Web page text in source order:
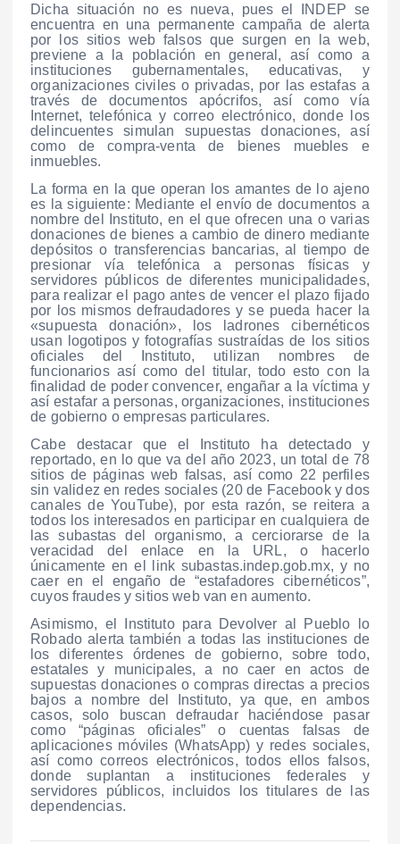
Dicha situación no es nueva, pues el INDEP se
encuentra en una permanente campaña de alerta
por los sitios web falsos que surgen en la web,
previene a la población en general, así como a
instituciones gubernamentales, educativas, y
organizaciones civiles o privadas, por las estafas a
través de documentos apócrifos, así como vía
Internet, telefónica y correo electrónico, donde los
delincuentes simulan supuestas donaciones, así
como de compra-venta de bienes muebles e
inmuebles.
La forma en la que operan los amantes de lo ajeno
es la siguiente: Mediante el envío de documentos a
nombre del Instituto, en el que ofrecen una o varias
donaciones de bienes a cambio de dinero mediante
depósitos o transferencias bancarias, al tiempo de
presionar vía telefónica a personas físicas y
servidores públicos de diferentes municipalidades,
para realizar el pago antes de vencer el plazo fijado
por los mismos defraudadores y se pueda hacer la
«supuesta donación», los ladrones cibernéticos
usan logotipos y fotografías sustraídas de los sitios
oficiales del Instituto, utilizan nombres de
funcionarios así como del titular, todo esto con la
finalidad de poder convencer, engañar a la víctima y
así estafar a personas, organizaciones, instituciones
de gobierno o empresas particulares.
Cabe destacar que el Instituto ha detectado y
reportado, en lo que va del año 2023, un total de 78
sitios de páginas web falsas, así como 22 perfiles
sin validez en redes sociales (20 de Facebook y dos
canales de YouTube), por esta razón, se reitera a
todos los interesados en participar en cualquiera de
las subastas del organismo, a cerciorarse de la
veracidad del enlace en la URL, o hacerlo
únicamente en el link subastas.indep.gob.mx, y no
caer en el engaño de “estafadores cibernéticos”,
cuyos fraudes y sitios web van en aumento.
Asimismo, el Instituto para Devolver al Pueblo lo
Robado alerta también a todas las instituciones de
los diferentes órdenes de gobierno, sobre todo,
estatales y municipales, a no caer en actos de
supuestas donaciones o compras directas a precios
bajos a nombre del Instituto, ya que, en ambos
casos, solo buscan defraudar haciéndose pasar
como “páginas oficiales” o cuentas falsas de
aplicaciones móviles (WhatsApp) y redes sociales,
así como correos electrónicos, todos ellos falsos,
donde suplantan a instituciones federales y
servidores públicos, incluidos los titulares de las
dependencias.